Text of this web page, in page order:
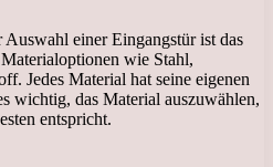
einer Eingangstür ist das
wie Stahl,
Jedes Material hat seine eigenen
wichtig, das Material auszuwählen,
entspricht.